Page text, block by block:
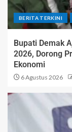
BERITA TERKINI
Bupati Demak
2026, Dorong
Ekonomi
6 Agustus 2026